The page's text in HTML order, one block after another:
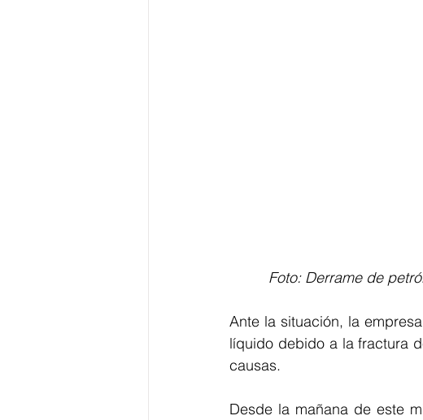
Foto: Derrame de
Ante la situación, la
líquido debido a la fractura
causas.
Desde la mañana de este